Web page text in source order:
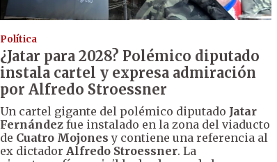
Política
¿Jatar para 2028? Polémico diputado
instala cartel y expresa admiración
por Alfredo Stroessner
Un cartel gigante del polémico diputado Jatar
Fernández fue instalado en la zona del viaducto
de Cuatro Mojones y contiene una referencia al
ex dictadorAlfredo Stroessner. La